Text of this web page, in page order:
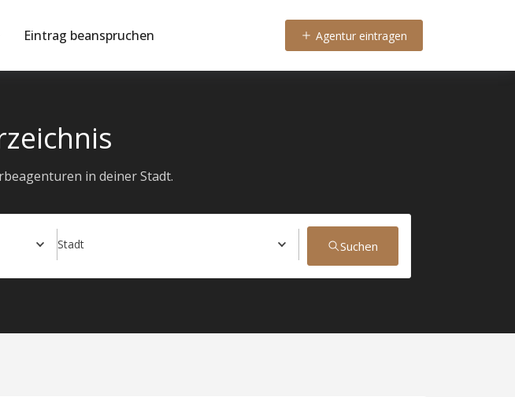
Eintrag beanspruchen Agentur eintragen
in deiner Stadt.
Stadt Suchen